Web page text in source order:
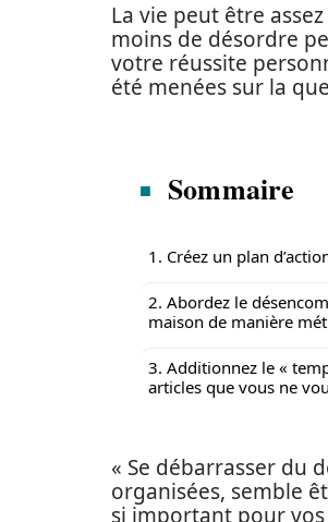
La vie peut être
moins de désordre
votre réussite
été menées sur la
Sommaire
1. Créez un plan
2. Abordez le
maison de manière
3. Additionnez le «
articles que vous ne
« Se débarrasser du
organisées, semble
si important pour